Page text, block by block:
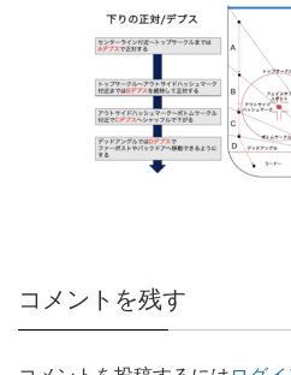
コメントを残す